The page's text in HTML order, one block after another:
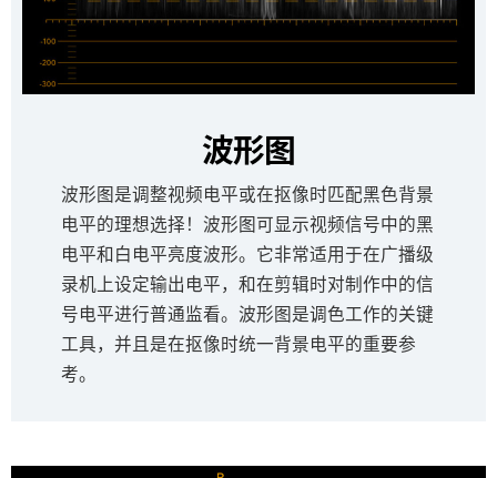
波形图
波形图是调整视频电平或在抠像时匹配黑色背景
电平的理想选择！波形图可显示视频信号中的黑
电平和白电平亮度波形。它非常适用于在广播级
录机上设定输出电平，和在剪辑时对制作中的信
号电平进行普通监看。波形图是调色工作的关键
工具，并且是在抠像时统一背景电平的重要参
考。